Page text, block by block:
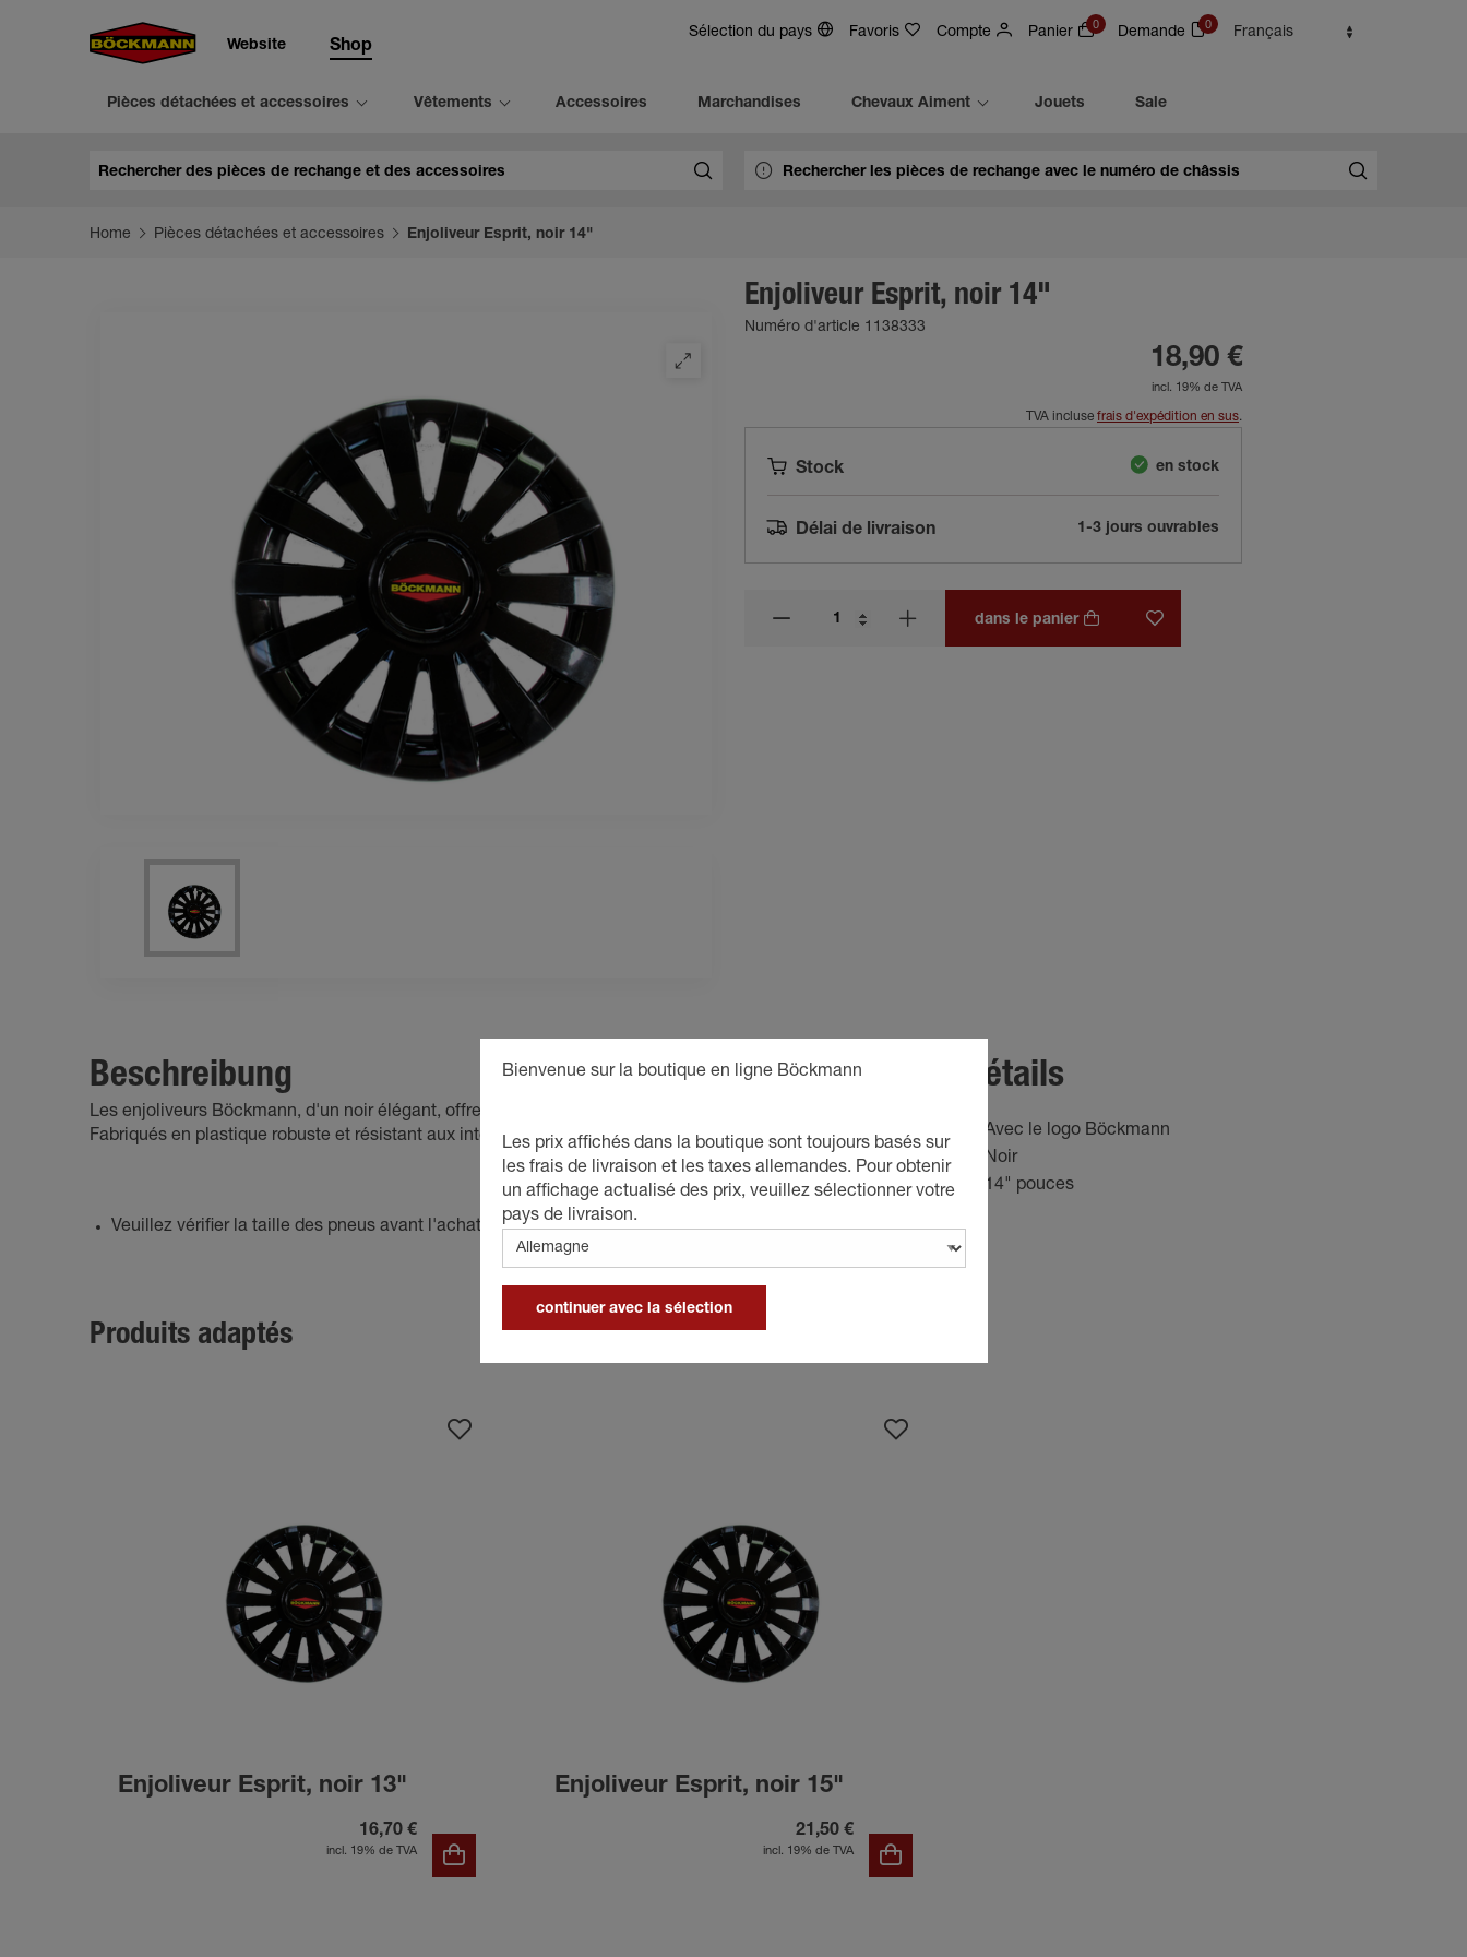
Website Shop
Sélection du pays Favoris Compte Panier 0 Demande 0 Français
Pièces détachées et accessoires Vêtements Accessoires Marchandises Chevaux Aiment Jouets Sale
Home Pièces détachées et accessoires Enjoliveur Esprit, noir 14"
Enjoliveur Esprit, noir 14"
Numéro d'article 1138333
18,90 €
incl. 19% de TVA
TVA incluse frais d'expédition en sus.
Stock en stock
Délai de livraison 1-3 jours ouvrables
dans le panier
Beschreibung
Les enjoliveurs Böckmann, d'un noir élégant, offrent un design raffiné et une protection fiable.
Fabriqués en plastique robuste et résistant aux intempéries, ils sont faciles à nettoyer et à monter.
Veuillez vérifier la taille des pneus avant l'achat.
Détails
Avec le logo Böckmann
Noir
14" pouces
Produits adaptés
Enjoliveur Esprit, noir 13"
16,70 €
incl. 19% de TVA
Enjoliveur Esprit, noir 15"
21,50 €
incl. 19% de TVA
Bienvenue sur la boutique en ligne Böckmann
Les prix affichés dans la boutique sont toujours basés sur
les frais de livraison et les taxes allemandes. Pour obtenir
un affichage actualisé des prix, veuillez sélectionner votre
pays de livraison.
continuer avec la sélection